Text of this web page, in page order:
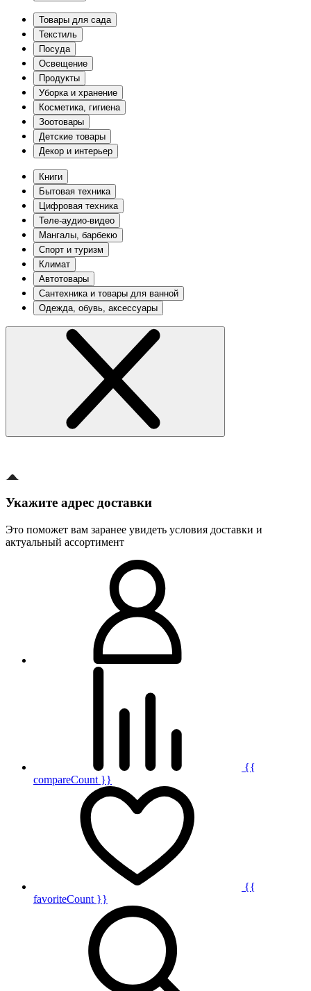
Товары для сада
Текстиль
Посуда
Освещение
Продукты
Уборка и хранение
Косметика, гигиена
Зоотовары
Детские товары
Декор и интерьер
Книги
Бытовая техника
Цифровая техника
Теле-аудио-видео
Мангалы, барбекю
Спорт и туризм
Климат
Автотовары
Сантехника и товары для ванной
Одежда, обувь, аксессуары
Укажите адрес доставки
Это поможет вам заранее увидеть условия доставки и
актуальный ассортимент
{{
compareCount }}
{{
favoriteCount }}